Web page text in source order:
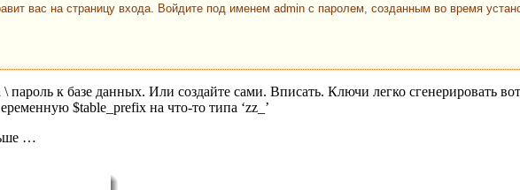
вас на страницу входа. Войдите под именем admin с паролем, созданным во время
к базе данных. Или создайте сами. Вписать. Ключи легко сгенерировать
$table_prefix на что-то типа ‘zz_’
…